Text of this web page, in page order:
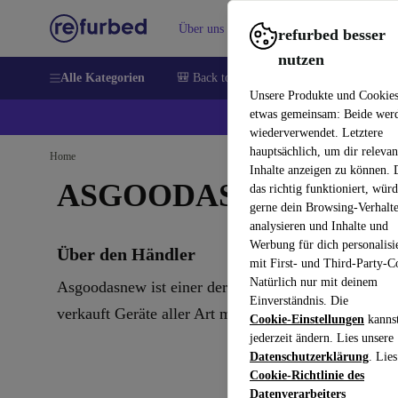
refurbed besser
nutzen
Unsere Produkte und
etwas gemeinsam: Beide
wiederverwendet. Letztere
hauptsächlich, um dir
Inhalte anzeigen zu können.
das richtig funktioniert,
gerne dein Browsing-
analysieren und Inhalte und
Werbung für dich
mit First- und Third-Party-
Natürlich nur mit deinem
Einverständnis. Die
Cookie-Einstellungen
jederzeit ändern. Lies unsere
Datenschutzerklärung.
Cookie-Richtlinie des
Datenverarbeiters
Über uns Verkaufen Hilfe
Alle Kategorien 🎒 Back to school
💰
Home
ASGOODASNEW
Über den Händler
Asgoodasnew ist einer der größten
verkauft Geräte aller Art mit Fokus auf Apple